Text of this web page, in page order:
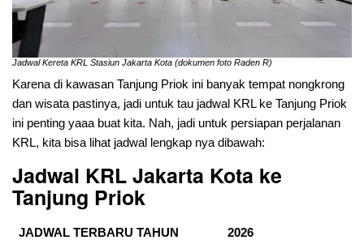
Jadwal Kereta KRL Stasiun Jakarta Kota (dokumen foto Raden R)
Karena di kawasan Tanjung Priok ini banyak tempat nongkrong
dan wisata pastinya, jadi untuk tau jadwal KRL ke Tanjung Priok
ini penting yaaa buat kita. Nah, jadi untuk persiapan perjalanan
KRL, kita bisa lihat jadwal lengkap nya dibawah:
Jadwal KRL Jakarta Kota ke
Tanjung Priok
JADWAL TERBARU TAHUN 2026